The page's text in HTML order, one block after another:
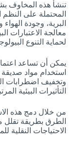
تنشأ هذه المخاوف
المحتملة على النظم
البرية، وجودة
معالجة الاعتبارات
لحماية التنوع
يمكن أن تساعد
استخدام مواد صديقة
وتخفيف اضطرابات
التأثيرات البيئية
من خلال دمج هذه
الطرق بطريقة تقلل
الاحتياجات النقلية